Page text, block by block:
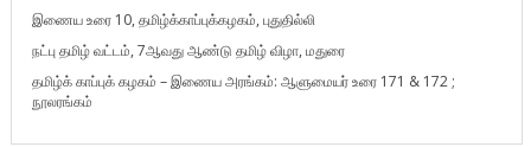
இணைய உரை 10, தமிழ்க்காப்புக்கழகம், புதுதில்லி
நட்பு தமிழ் வட்டம், 7ஆவது ஆண்டு தமிழ் விழா, மதுரை
தமிழ்க் காப்புக் கழகம் – இணைய அரங்கம்: ஆளுமையர் உரை 171 & 172 ;
நூலரங்கம்